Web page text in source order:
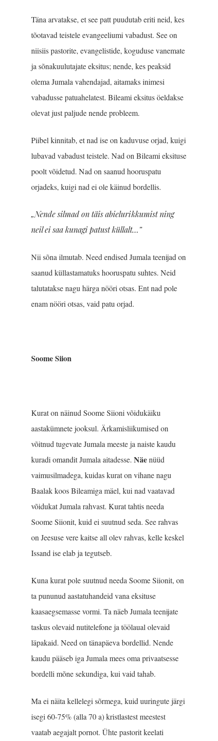
Täna arvatakse, et see patt puudutab eriti neid, kes
tõotavad teistele evangeeliumi vabadust. See on
niisiis pastorite, evangelistide, koguduse vanemate
ja sõnakuulutajate eksitus; nende, kes peaksid
olema Jumala vahendajad, aitamaks inimesi
vabadusse patuahelatest. Bileami eksitus öeldakse
olevat just paljude nende probleem.
Piibel kinnitab, et nad ise on kaduvuse orjad, kuigi
lubavad vabadust teistele. Nad on Bileami eksituse
poolt võidetud. Nad on saanud hooruspatu
orjadeks, kuigi nad ei ole käinud bordellis.
„Nende silmad on täis abielurikkumist ning
neil ei saa kunagi patust küllalt…”
Nii sõna ilmutab. Need endised Jumala teenijad on
saanud küllastamatuks hooruspatu suhtes. Neid
talutatakse nagu härga nööri otsas. Ent nad pole
enam nööri otsas, vaid patu orjad.
Soome Siion
Kurat on näinud Soome Siioni võidukäiku
aastakümnete jooksul. Ärkamisliikumised on
võitnud tugevate Jumala meeste ja naiste kaudu
kuradi omandit Jumala aitadesse. Näenüüd
vaimusilmadega, kuidas kurat on vihane nagu
Baalak koos Bileamiga mäel, kui nad vaatavad
võidukat Jumala rahvast. Kurat tahtis needa
Soome Siionit, kuid ei suutnud seda. See rahvas
on Jeesuse vere kaitse all olev rahvas, kelle keskel
Issand ise elab ja tegutseb.
Kuna kurat pole suutnud needa Soome Siionit, on
ta pununud aastatuhandeid vana eksituse
kaasaegsemasse vormi. Ta näeb Jumala teenijate
taskus olevaid nutitelefone ja töölaual olevaid
läpakaid. Need on tänapäeva bordellid. Nende
kaudu pääseb iga Jumala mees oma privaatsesse
bordelli mõne sekundiga, kui vaid tahab.
Ma ei näita kellelegi sõrmega, kuid uuringute järgi
isegi 60-75% (alla 70 a) kristlastest meestest
vaatab aegajalt pornot. Ühte pastorit keelati